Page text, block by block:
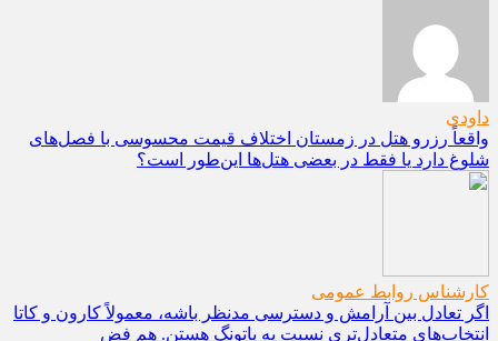
داودی
واقعاً رزرو هتل در زمستان اختلاف قیمت محسوسی با فصل‌های
شلوغ دارد یا فقط در بعضی هتل‌ها این‌طور است؟
کارشناس روابط عمومی
اگر تعادل بین آرامش و دسترسی مدنظر باشه، معمولاً کارون و کاتا
انتخاب‌های متعادل‌تری نسبت به پاتونگ هستن. هم فض